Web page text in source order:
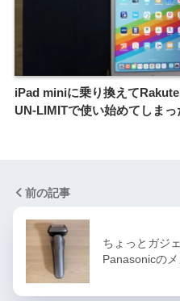
iPad miniに乗り換えて
UN-LIMITで使い始めてしまっ
前の記事
ちょっとガジ
Panasonicのメ